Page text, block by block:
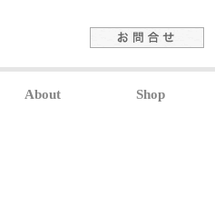
About Shop